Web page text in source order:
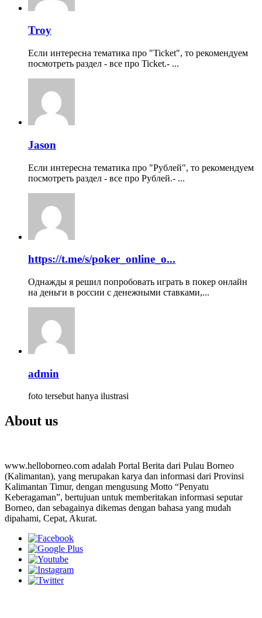
Troy
Если интересна тематика про "Ticket", то рекомендуем
посмотреть раздел - все про Ticket.- ...
Jason
Если интересна тематика про "Рублей", то рекомендуем
посмотреть раздел - все про Рублей.- ...
https://t.me/s/poker_online_o...
Однажды я решил попробовать играть в покер онлайн
на деньги в россии с денежными ставками,...
admin
foto tersebut hanya ilustrasi
About us
www.helloborneo.com adalah Portal Berita dari Pulau Borneo
(Kalimantan), yang merupakan karya dan informasi dari Provinsi
Kalimantan Timur, dengan mengusung Motto “Penyatu
Keberagaman”, bertujuan untuk memberitakan informasi seputar
Borneo, dan sebagainya dikemas dengan bahasa yang mudah
dipahami, Cepat, Akurat.